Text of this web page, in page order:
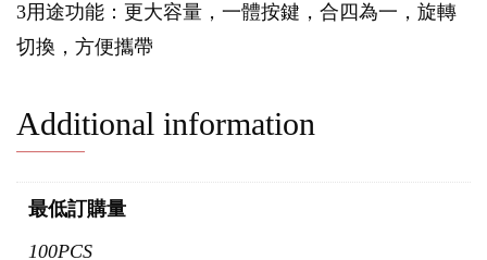
3用途功能：更大容量，一體按鍵，合四為一，旋轉
切換，方便攜帶
Additional information
最低訂購量
100PCS